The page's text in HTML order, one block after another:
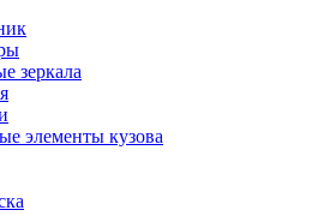
зеркала
элементы кузова